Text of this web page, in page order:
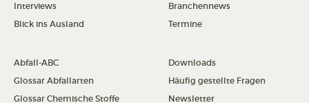
Interviews
Blick ins Ausland
Branchennews
Termine
Abfall-ABC
Glossar Abfallarten
Glossar Chemische Stoffe
Downloads
Häufig gestellte Fragen
Newsletter